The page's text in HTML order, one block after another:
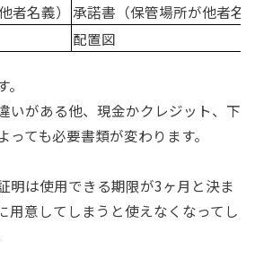
者名義）
承諾書（保管場所が他者名
配置図
いがある他、現金かクレジット、下
ても必要書類が変わります。
明は使用できる期限が3ヶ月と決ま
用意してしまうと使えなくなってし